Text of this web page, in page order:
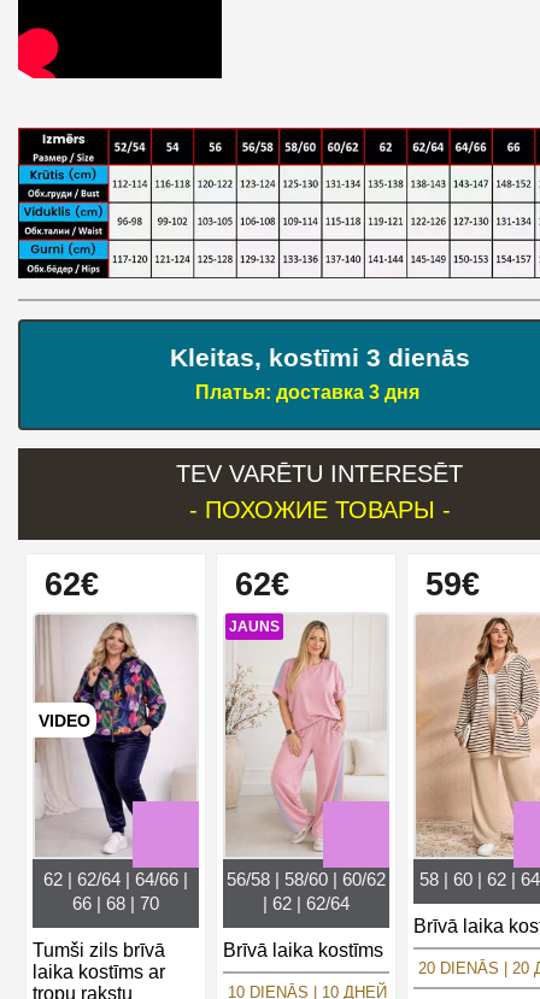
Kleitas, kostīmi 3 dienās
Платья: доставка 3 дня
TEV VARĒTU INTERESĒT
- ПОХОЖИЕ ТОВАРЫ -
62€
VIDEO
62 | 62/64 | 64/66 |
66 | 68 | 70
Tumši zils brīvā
laika kostīms ar
tropu rakstu
62€
JAUNS
56/58 | 58/60 | 60/62
| 62 | 62/64
Brīvā laika kostīms
10 DIENĀS | 10 ДНЕЙ
59€
58 | 60 | 62 |
Brīvā laika
20 DIENĀS | 20